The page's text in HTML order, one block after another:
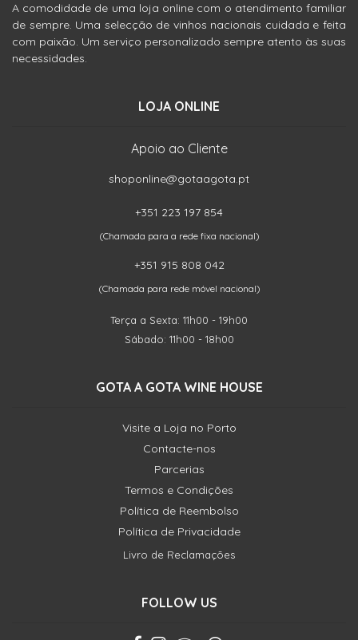
A comodidade de uma loja online com o atendimento familiar
de sempre. Uma selecção de vinhos nacionais cuidada e feita
com paixão. Um serviço personalizado sempre atento às suas
necessidades.
LOJA ONLINE
Apoio ao Cliente
shoponline@gotaagota.pt
+351 223 197 854
(Chamada para a rede fixa nacional)
+351 915 808 042
(Chamada para rede móvel nacional)
Terça a Sexta: 11h00 - 19h00
Sábado: 11h00 - 18h00
GOTA A GOTA WINE HOUSE
Visite a Loja no Porto
Contacte-nos
Parcerias
Termos e Condições
Política de Reembolso
Política de Privacidade
Livro de Reclamações
FOLLOW US